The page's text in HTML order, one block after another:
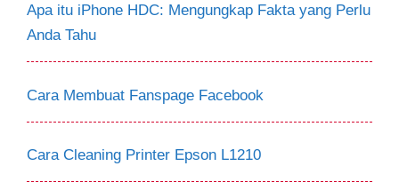
Apa itu iPhone HDC: Mengungkap Fakta yang Perlu
Anda Tahu
Cara Membuat Fanspage Facebook
Cara Cleaning Printer Epson L1210